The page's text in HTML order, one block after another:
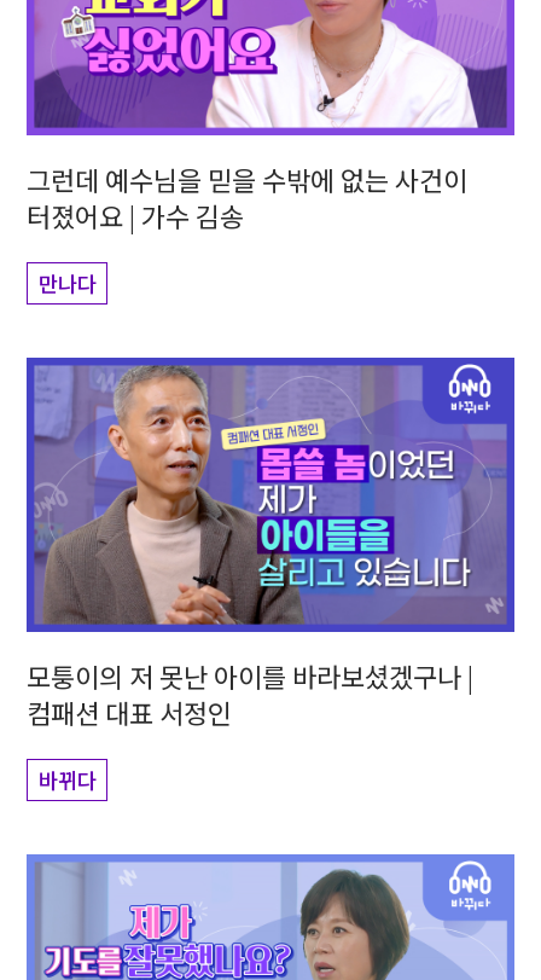
그런데 예수님을 믿을 수밖에 없는 사건이
터졌어요 | 가수 김송
만나다
모퉁이의 저 못난 아이를 바라보셨겠구나 |
컴패션 대표 서정인
바뀌다